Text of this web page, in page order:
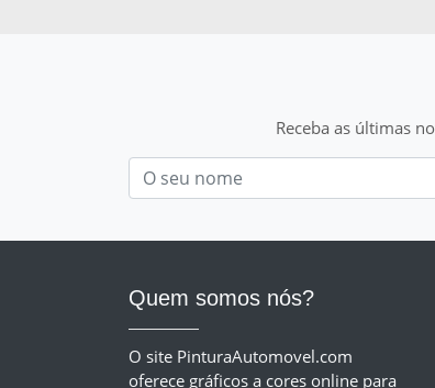
Receba as últimas
Nom
Quem somos nós?
O site PinturaAutomovel.com
oferece gráficos a cores online para